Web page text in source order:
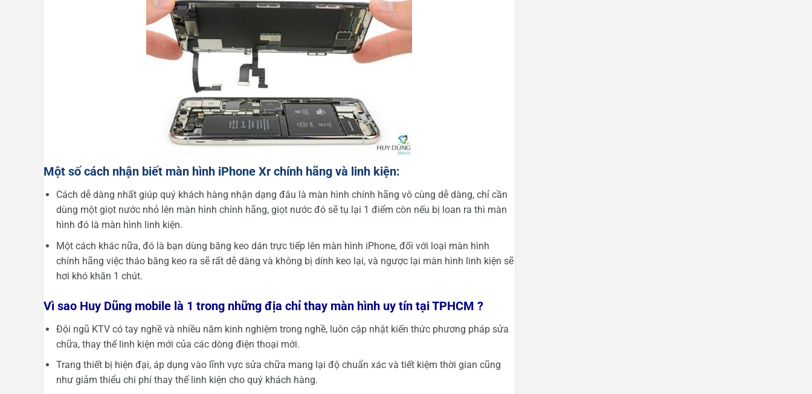
Một số cách nhận biết màn hình iPhone Xr chính hãng và linh kiện:
Cách dễ dàng nhất giúp quý khách hàng nhận dạng đâu là màn hình chính hãng vô cùng dễ dàng, chỉ cần
dùng một giọt nước nhỏ lên màn hình chính hãng, giọt nước đó sẽ tụ lại 1 điểm còn nếu bị loan ra thì màn
hình đó là màn hình linh kiện.
Một cách khác nữa, đó là bạn dùng băng keo dán trực tiếp lên màn hình iPhone, đối với loại màn hình
chính hãng việc tháo băng keo ra sẽ rất dễ dàng và không bị dính keo lại, và ngược lại màn hình linh kiện sẽ
hơi khó khăn 1 chút.
Vì sao Huy Dũng mobile là 1 trong những địa chỉ thay màn hình uy tín tại TPHCM ?
Đội ngũ KTV có tay nghề và nhiều năm kinh nghiệm trong nghề, luôn cập nhật kiến thức phương pháp sửa
chữa, thay thế linh kiện mới của các dòng điện thoại mới.
Trang thiết bị hiện đại, áp dụng vào lĩnh vực sửa chữa mang lại độ chuẩn xác và tiết kiệm thời gian cũng
như giảm thiểu chi phí thay thế linh kiện cho quý khách hàng.